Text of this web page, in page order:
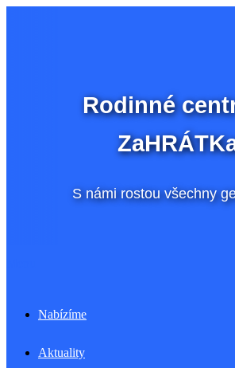
Rodinné
S námi rostou všechny
Nabízíme
Aktuality